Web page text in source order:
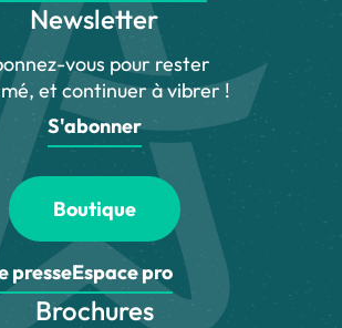
Newsletter
vous pour rester
et continuer à vibrer !
S'abonner
Boutique
presseEspace pro
Brochures